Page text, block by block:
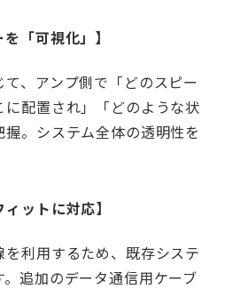
「可視化」】
、アンプ側で「どのスピー
配置され」「どのような状
。システム全体の透明性を
ットに対応】
利用するため、既存システ
追加のデータ通信用ケーブ